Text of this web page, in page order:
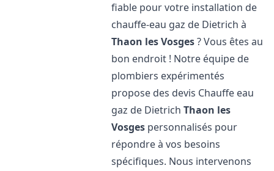
fiable pour votre installation de
chauffe-eau gaz de Dietrich à
Thaon les Vosges? Vous êtes au
bon endroit ! Notre équipe de
plombiers expérimentés
propose des devis Chauffe eau
gaz de DietrichThaon les
Vosges personnalisés pour
répondre à vos besoins
spécifiques. Nous intervenons